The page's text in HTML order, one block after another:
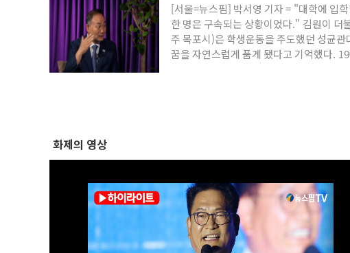
[서울=뉴스핌] 박서영 기자 = "대학에 입
한 명은 구속되는 상황이었다." 김원이 더
주 목포시)은 학생운동을 주도했던 성균관
꿈을 자연스럽게 품게 됐다고 기억했다.
화제의 영상